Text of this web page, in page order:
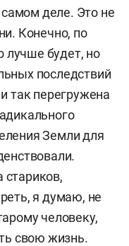
самом деле. Это не
Конечно, по
лучше будет, но
последствий
так перегружена
Земли для
я думаю, не
человеку,
свою жизнь.